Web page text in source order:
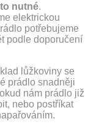
nutné.
elektrickou
potřebujeme
podle doporučení
lůžkoviny se
prádlo snadněji
nám prádlo již
nebo postříkat